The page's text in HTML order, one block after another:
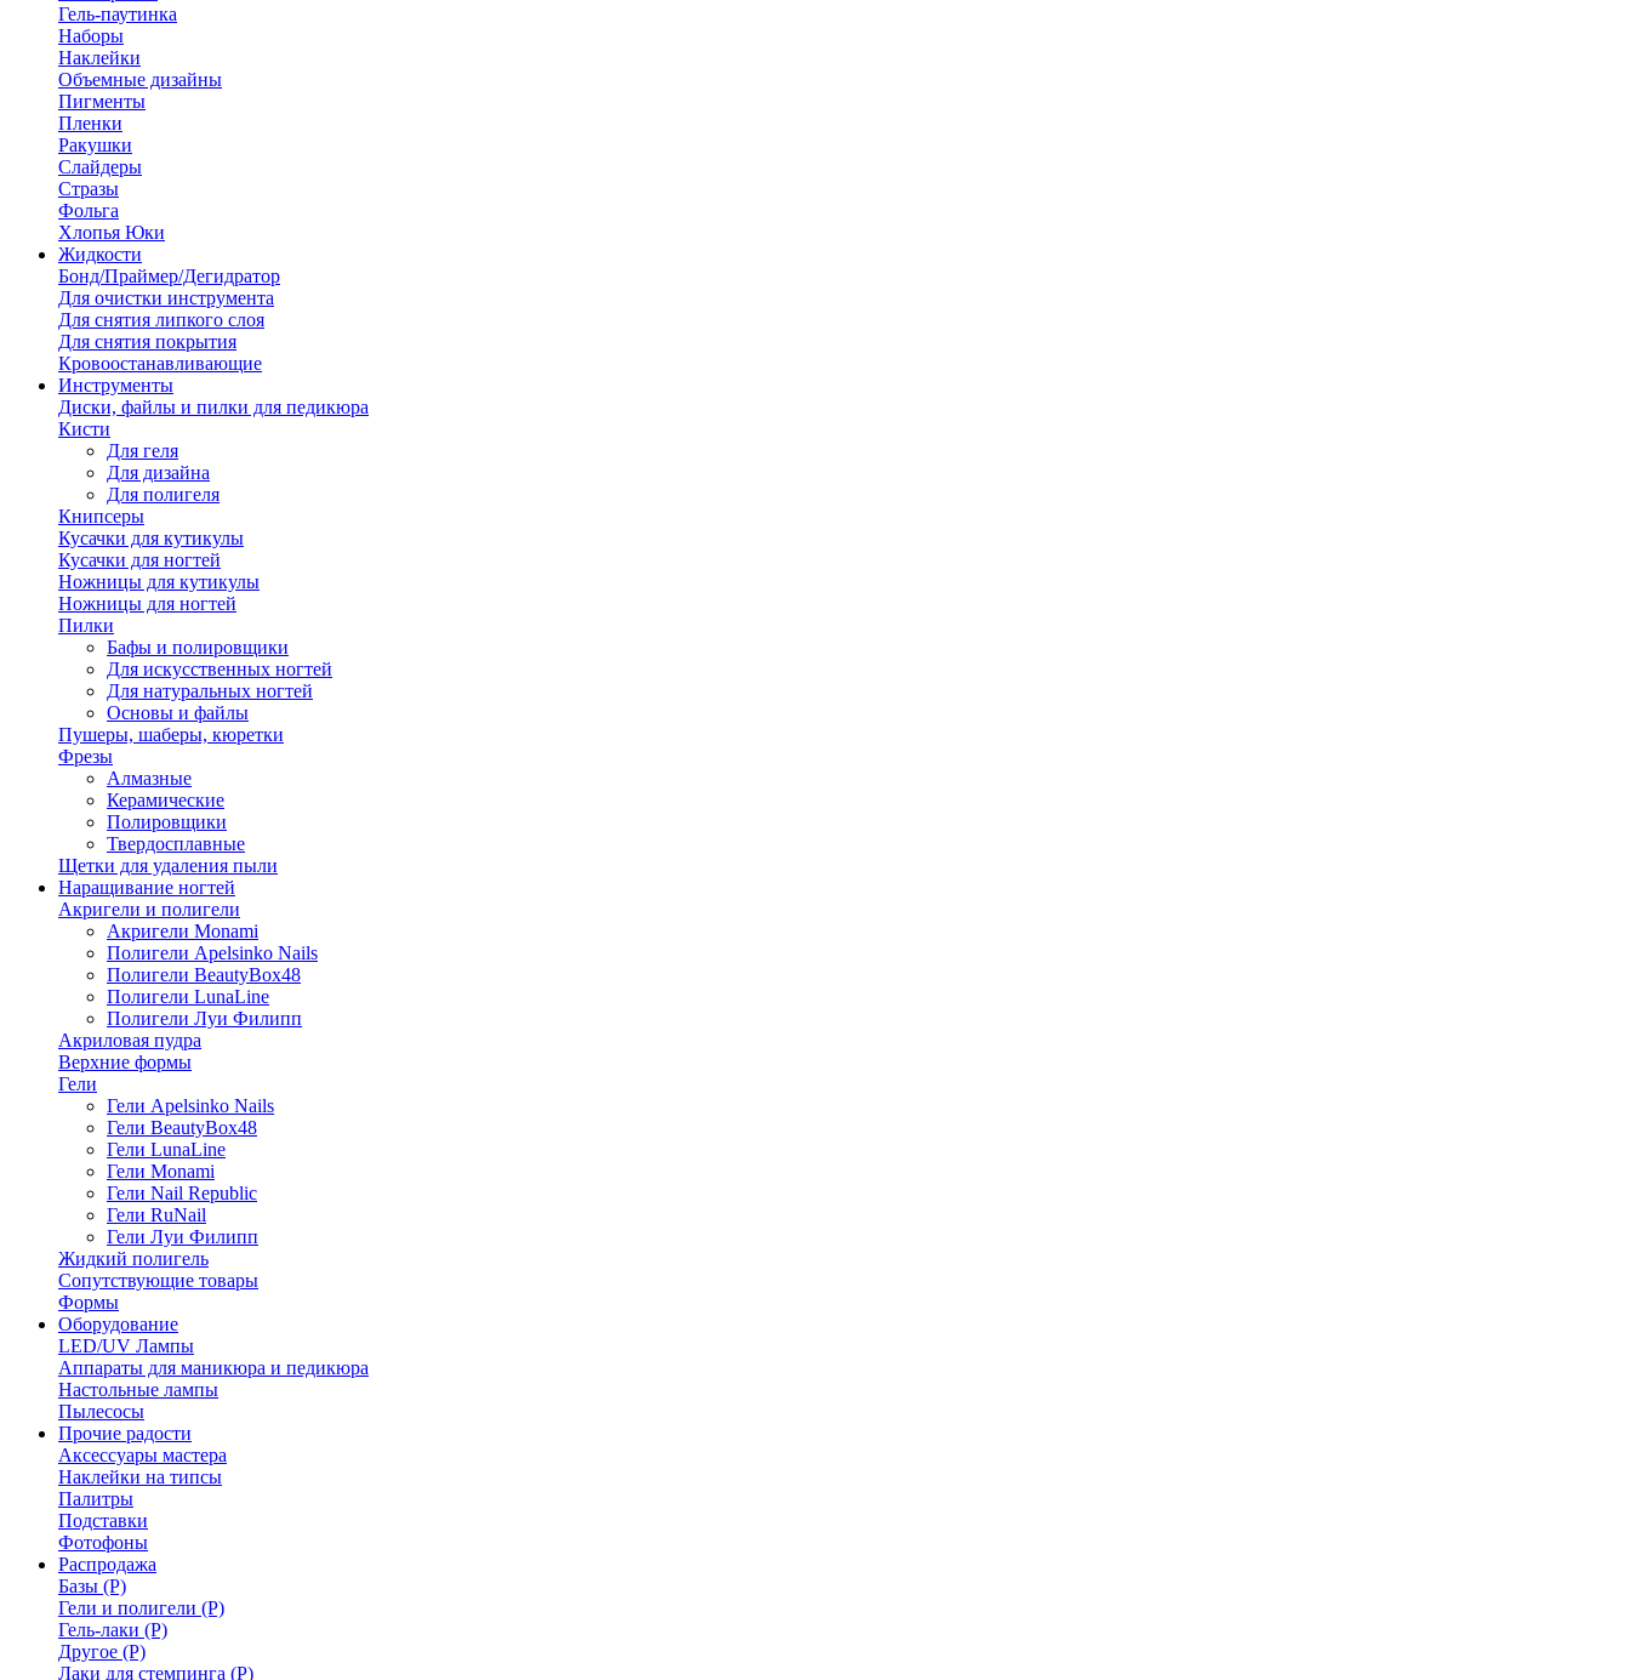
Гель-паутинка
Наборы
Наклейки
Объемные дизайны
Пигменты
Пленки
Ракушки
Слайдеры
Стразы
Фольга
Хлопья Юки
Жидкости
Бонд/Праймер/Дегидратор
Для очистки инструмента
Для снятия липкого слоя
Для снятия покрытия
Кровоостанавливающие
Инструменты
Диски, файлы и пилки для педикюра
Кисти
Для геля
Для дизайна
Для полигеля
Книпсеры
Кусачки для кутикулы
Кусачки для ногтей
Ножницы для кутикулы
Ножницы для ногтей
Пилки
Бафы и полировщики
Для искусственных ногтей
Для натуральных ногтей
Основы и файлы
Пушеры, шаберы, кюретки
Фрезы
Алмазные
Керамические
Полировщики
Твердосплавные
Щетки для удаления пыли
Наращивание ногтей
Акригели и полигели
Акригели Monami
Полигели Apelsinko Nails
Полигели BeautyBox48
Полигели LunaLine
Полигели Луи Филипп
Акриловая пудра
Верхние формы
Гели
Гели Apelsinko Nails
Гели BeautyBox48
Гели LunaLine
Гели Monami
Гели Nail Republic
Гели RuNail
Гели Луи Филипп
Жидкий полигель
Сопутствующие товары
Формы
Оборудование
LED/UV Лампы
Аппараты для маникюра и педикюра
Настольные лампы
Пылесосы
Прочие радости
Аксессуары мастера
Наклейки на типсы
Палитры
Подставки
Фотофоны
Распродажа
Базы (Р)
Гели и полигели (Р)
Гель-лаки (Р)
Другое (Р)
Лаки для стемпинга (Р)